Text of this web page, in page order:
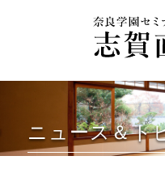
志賀直
ご利用
ニュース＆ト